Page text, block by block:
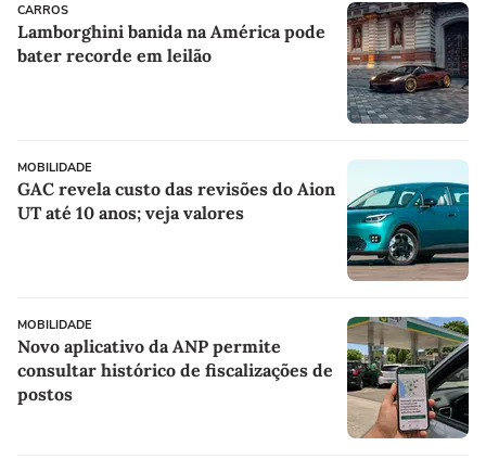
CARROS
Lamborghini banida na América pode
bater recorde em leilão
MOBILIDADE
GAC revela custo das revisões do Aion
UT até 10 anos; veja valores
MOBILIDADE
Novo aplicativo da ANP permite
consultar histórico de fiscalizações de
postos